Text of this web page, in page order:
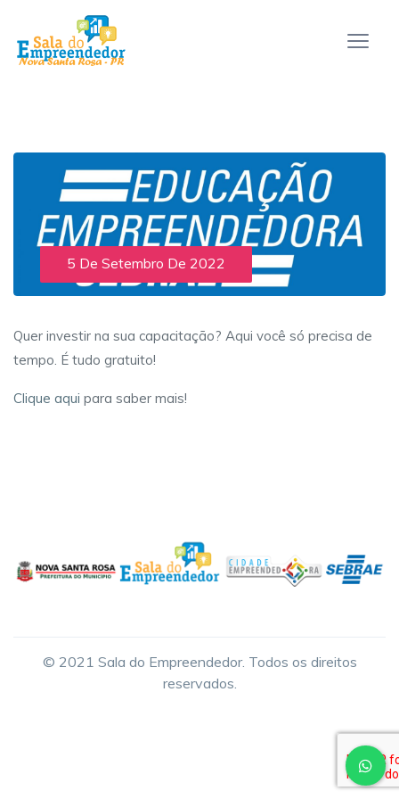
5 De Setembro De 2022
Quer investir na sua capacitação? Aqui você só precisa de
tempo. É tudo gratuito!
Clique aqui para saber mais!
© 2021 Sala do Empreendedor. Todos os direitos
reservados.